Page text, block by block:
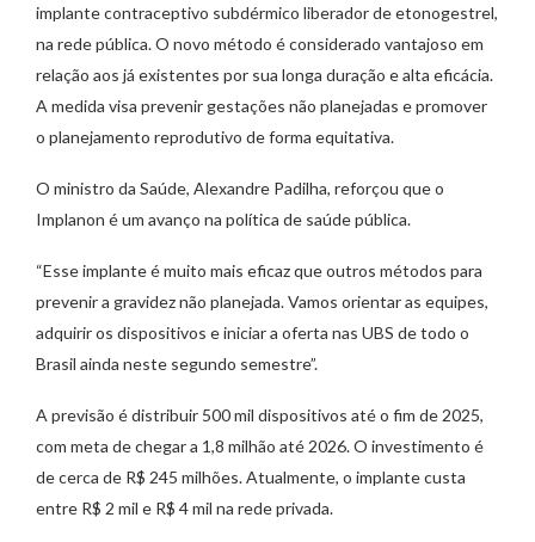
implante contraceptivo subdérmico liberador de etonogestrel,
na rede pública. O novo método é considerado vantajoso em
relação aos já existentes por sua longa duração e alta eficácia.
A medida visa prevenir gestações não planejadas e promover
o planejamento reprodutivo de forma equitativa.
O ministro da Saúde, Alexandre Padilha, reforçou que o
Implanon é um avanço na política de saúde pública.
“Esse implante é muito mais eficaz que outros métodos para
prevenir a gravidez não planejada. Vamos orientar as equipes,
adquirir os dispositivos e iniciar a oferta nas UBS de todo o
Brasil ainda neste segundo semestre”.
A previsão é distribuir 500 mil dispositivos até o fim de 2025,
com meta de chegar a 1,8 milhão até 2026. O investimento é
de cerca de R$ 245 milhões. Atualmente, o implante custa
entre R$ 2 mil e R$ 4 mil na rede privada.